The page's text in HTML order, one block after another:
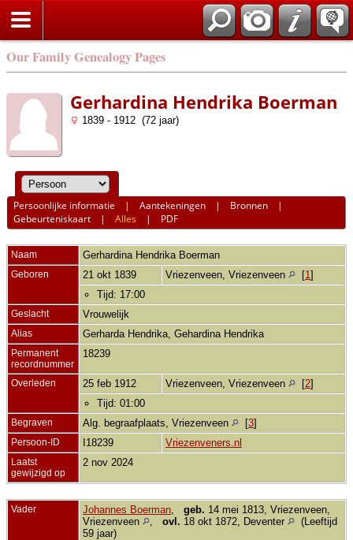
Our Family Genealogy Pages
Gerhardina Hendrika Boerman
1839 - 1912 (72 jaar)
Persoonlijke informatie |Aantekeningen | Bronnen |
Gebeurteniskaart |Alles | PDF
Naam Gerhardina Hendrika Boerman
Geboren 21 okt 1839 Vriezenveen, Vriezenveen [1 ]
Tijd: 17:00
Geslacht Vrouwelijk
Alias Gerharda Hendrika, Gehardina Hendrika
Permanent
recordnummer
18239
Overleden 25 feb 1912 Vriezenveen, Vriezenveen [2]
Tijd: 01:00
Begraven Alg. begraafplaats, Vriezenveen [3]
Persoon-ID I18239 Vriezenveners.nl
Laatst
gewijzigd op
2 nov 2024
Vader Johannes Boerman geb. 14 mei 1813, Vriezenveen,
Vriezenveen
ovl. 18 okt 1872, Deventer
(Leeftijd
59 jaar)